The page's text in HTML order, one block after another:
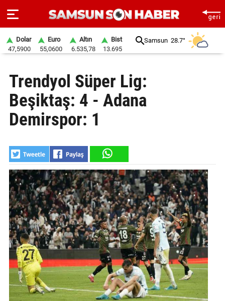
SAYFA
SAMSUN
HABER
GÜNDEM
SİYASET
EKONOMİ
DÜNYA
MAGAZİN
GALERİ
VİDEO
Dolar
47,5900
Euro
55,0600
Altın
6.535,78
Bist
13.695
Samsun 28.7°
Trendyol Süper Lig:
Beşiktaş: 4 - Adana
Demirspor: 1